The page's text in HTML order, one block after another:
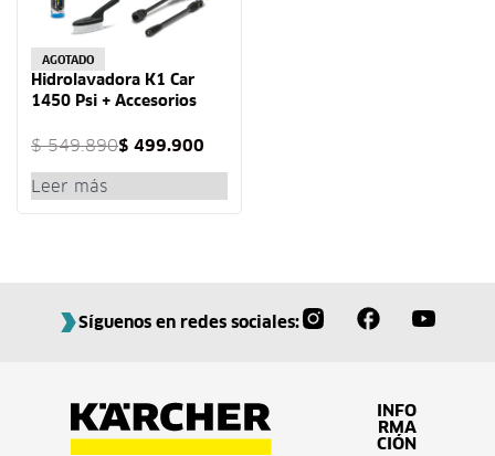
-9% OFF
AGOTADO
Hidrolavadora K1 Car
1450 Psi + Accesorios
$549.890$ 499.900
Leer más
Síguenos en redes sociales:
INFO
RMA
CIÓN